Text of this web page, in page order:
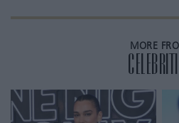
MORE